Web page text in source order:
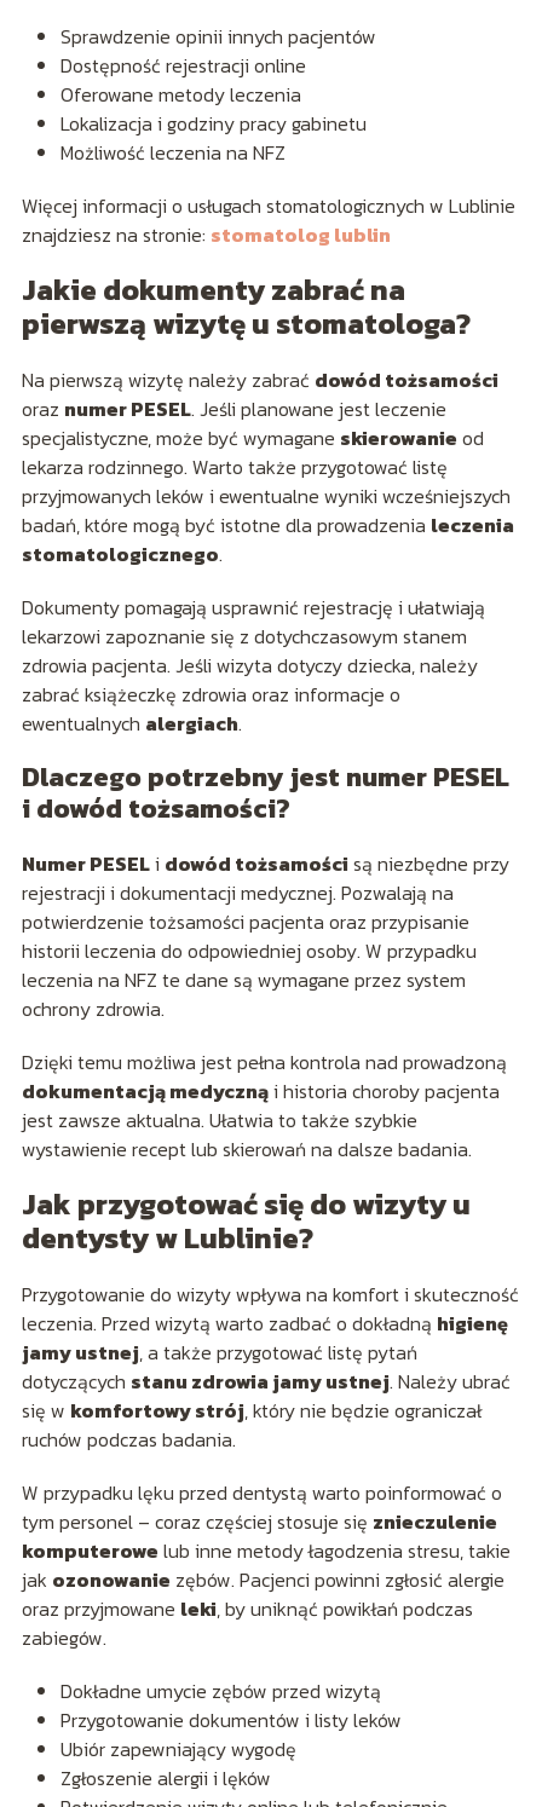
Sprawdzenie opinii innych pacjentów
Dostępność rejestracji online
Oferowane metody leczenia
Lokalizacja i godziny pracy gabinetu
Możliwość leczenia na NFZ
Więcej informacji o usługach stomatologicznych w Lublinie
znajdziesz na stronie: stomatolog lublin
Jakie dokumenty zabrać na
pierwszą wizytę u stomatologa?
Na pierwszą wizytę należy zabrać dowód tożsamości
oraz numer PESEL. Jeśli planowane jest leczenie
specjalistyczne, może być wymagane skierowanie od
lekarza rodzinnego. Warto także przygotować listę
przyjmowanych leków i ewentualne wyniki wcześniejszych
badań, które mogą być istotne dla prowadzenia leczenia
stomatologicznego.
Dokumenty pomagają usprawnić rejestrację i ułatwiają
lekarzowi zapoznanie się z dotychczasowym stanem
zdrowia pacjenta. Jeśli wizyta dotyczy dziecka, należy
zabrać książeczkę zdrowia oraz informacje o
ewentualnych alergiach.
Dlaczego potrzebny jest numer PESEL
i dowód tożsamości?
Numer PESELi dowód tożsamości są niezbędne przy
rejestracji i dokumentacji medycznej. Pozwalają na
potwierdzenie tożsamości pacjenta oraz przypisanie
historii leczenia do odpowiedniej osoby. W przypadku
leczenia na NFZ te dane są wymagane przez system
ochrony zdrowia.
Dzięki temu możliwa jest pełna kontrola nad prowadzoną
dokumentacją medycznąi historia choroby pacjenta
jest zawsze aktualna. Ułatwia to także szybkie
wystawienie recept lub skierowań na dalsze badania.
Jak przygotować się do wizyty u
dentysty w Lublinie?
Przygotowanie do wizyty wpływa na komfort i skuteczność
leczenia. Przed wizytą warto zadbać o dokładną higienę
jamy ustnej, a także przygotować listę pytań
dotyczących stanu zdrowia jamy ustnej. Należy ubrać
się w komfortowy strój, który nie będzie ograniczał
ruchów podczas badania.
W przypadku lęku przed dentystą warto poinformować o
tym personel – coraz częściej stosuje się znieczulenie
komputerowe lub inne metody łagodzenia stresu, takie
jak ozonowanie zębów. Pacjenci powinni zgłosić alergie
oraz przyjmowane leki, by uniknąć powikłań podczas
zabiegów.
Dokładne umycie zębów przed wizytą
Przygotowanie dokumentów i listy leków
Ubiór zapewniający wygodę
Zgłoszenie alergii i lęków